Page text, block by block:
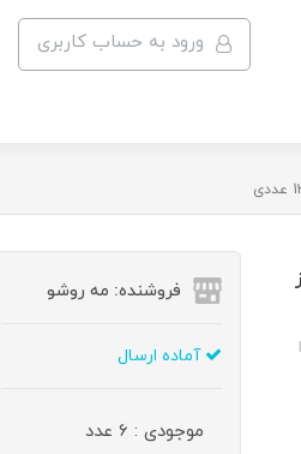
ورود به حساب کاربری
فروشنده: مه رو‌شو
آماده ارسال
موجودی : 6 عدد